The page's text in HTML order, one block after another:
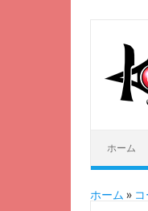
ホーム
ホーム »